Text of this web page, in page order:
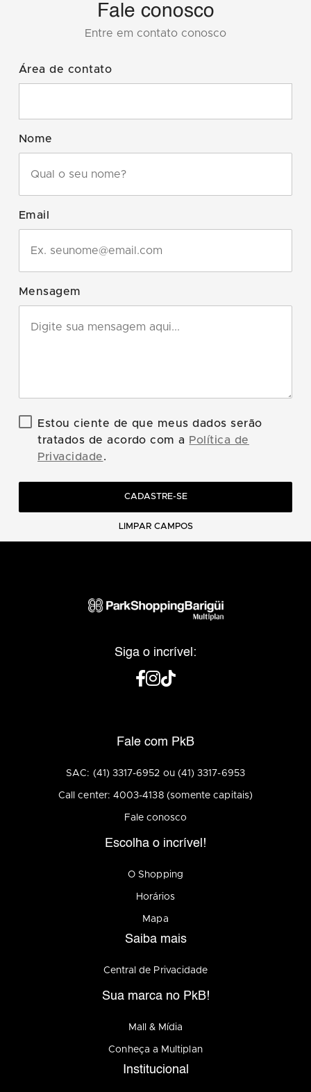
Fale conosco
Entre em contato conosco
Área de contato
Nome
Email
Mensagem
Estou ciente de que meus dados serão
tratados de acordo com a Política de
Privacidade.
CADASTRE-SE
LIMPAR CAMPOS
Siga o incrível:
Fale com PkB
SAC: (41) 3317-6952 ou (41) 3317-6953
Call center: 4003-4138 (somente capitais)
Fale conosco
Escolha o incrível!
O Shopping
Horários
Mapa
Saiba mais
Central de Privacidade
Sua marca no PkB!
Mall & Mídia
Conheça a Multiplan
Institucional